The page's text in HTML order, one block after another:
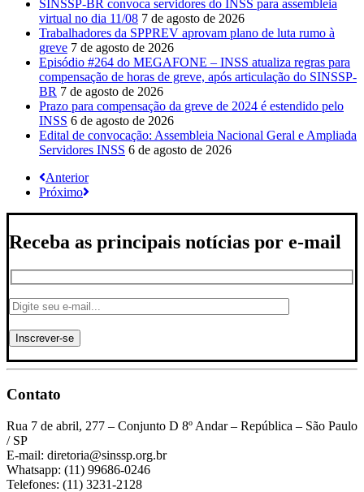
SINSSP-BR convoca servidores do INSS para assembleia
virtual no dia 11/08 7 de agosto de 2026
Trabalhadores da SPPREV aprovam plano de luta rumo à
greve 7 de agosto de 2026
Episódio #264 do MEGAFONE – INSS atualiza regras para
compensação de horas de greve, após articulação do SINSSP-
BR 7 de agosto de 2026
Prazo para compensação da greve de 2024 é estendido pelo
INSS 6 de agosto de 2026
Edital de convocação: Assembleia Nacional Geral e Ampliada
Servidores INSS 6 de agosto de 2026
Anterior
Próximo
Receba as principais notícias por e-mail
Contato
Rua 7 de abril, 277 – Conjunto D 8º Andar – República – São Paulo
/ SP
E-mail: diretoria@sinssp.org.br
Whatsapp: (11) 99686-0246
Telefones: (11) 3231-2128